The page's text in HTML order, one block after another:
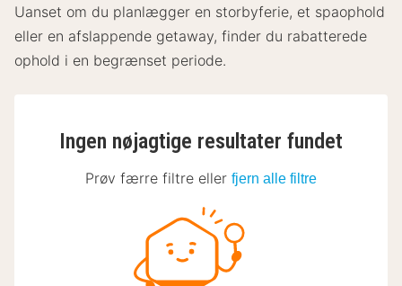
Uanset om du planlægger en storbyferie, et spaophold
eller en afslappende getaway, finder du rabatterede
ophold i en begrænset periode.
Ingen nøjagtige resultater fundet
Prøv færre filtre eller fjern alle filtre